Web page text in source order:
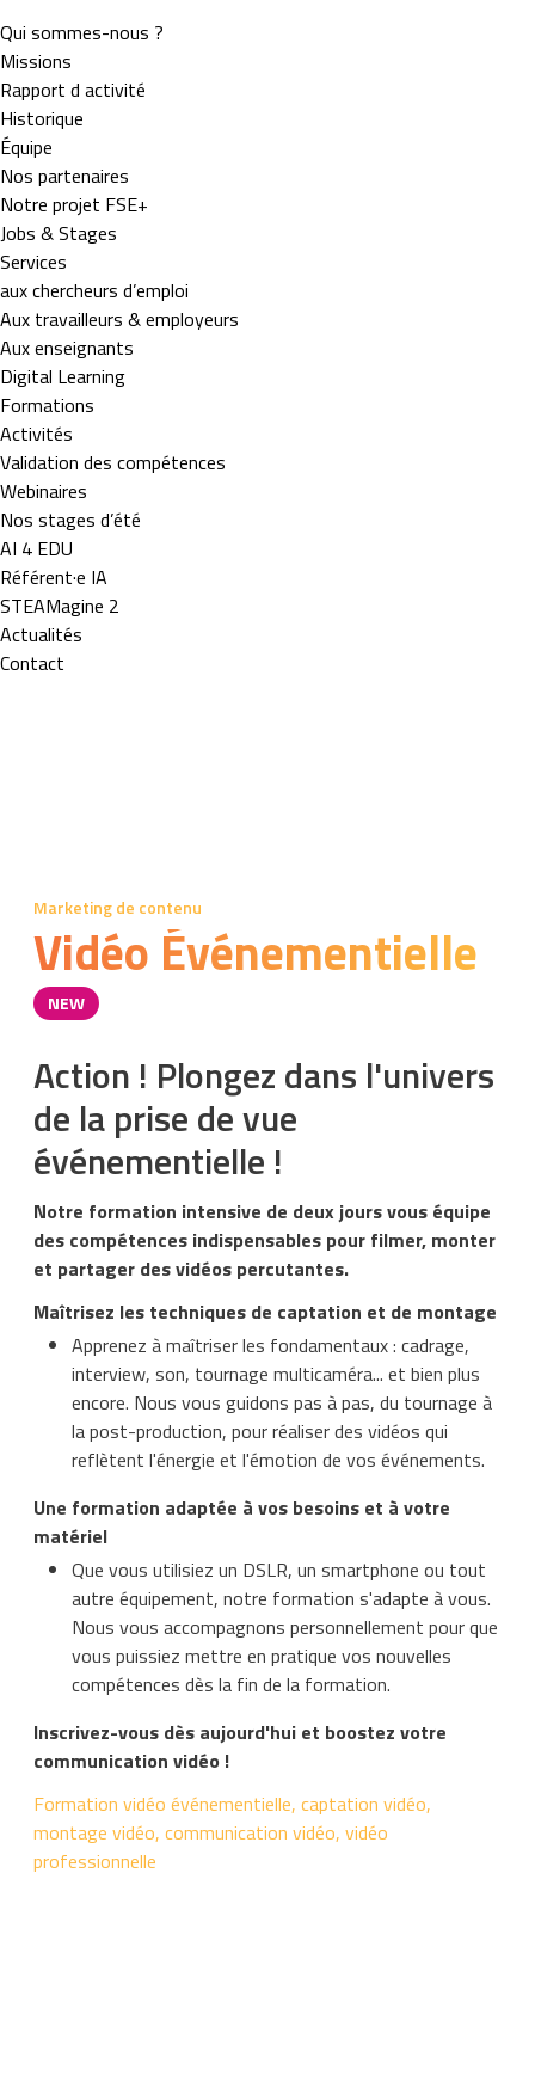
Qui sommes-nous ?
Missions
Rapport d activité
Historique
Équipe
Nos partenaires
Notre projet FSE+
Jobs & Stages
Services
aux chercheurs d’emploi
Aux travailleurs & employeurs
Aux enseignants
Digital Learning
Formations
Activités
Validation des compétences
Webinaires
Nos stages d’été
AI 4 EDU
Référent·e IA
STEAMagine 2
Actualités
Contact
Marketing de contenu
Vidéo Événementielle
NEW
Action ! Plongez dans l'univers
de la prise de vue
événementielle !
Notre formation intensive de deux jours vous équipe
des compétences indispensables pour filmer, monter
et partager des vidéos percutantes.
Maîtrisez les techniques de captation et de montage
Apprenez à maîtriser les fondamentaux : cadrage,
interview, son, tournage multicaméra... et bien plus
encore. Nous vous guidons pas à pas, du tournage à
la post-production, pour réaliser des vidéos qui
reflètent l'énergie et l'émotion de vos événements.
Une formation adaptée à vos besoins et à votre
matériel
Que vous utilisiez un DSLR, un smartphone ou tout
autre équipement, notre formation s'adapte à vous.
Nous vous accompagnons personnellement pour que
vous puissiez mettre en pratique vos nouvelles
compétences dès la fin de la formation.
Inscrivez-vous dès aujourd'hui et boostez votre
communication vidéo !
Formation vidéo événementielle, captation vidéo,
montage vidéo, communication vidéo, vidéo
professionnelle